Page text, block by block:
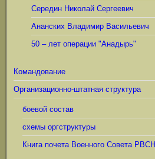
Середин Николай Сергеевич
Ананских Владимир Васильевич
50 – лет операции "Анадырь"
Командование
Организационно-штатная структура
боевой состав
схемы оргструктуры
Книга почета Военного Совета РВСН